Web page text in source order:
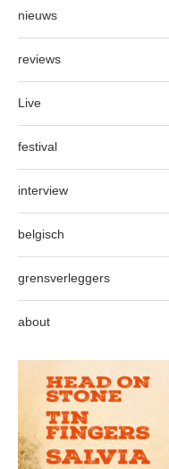
nieuws
reviews
Live
festival
interview
belgisch
grensverleggers
about